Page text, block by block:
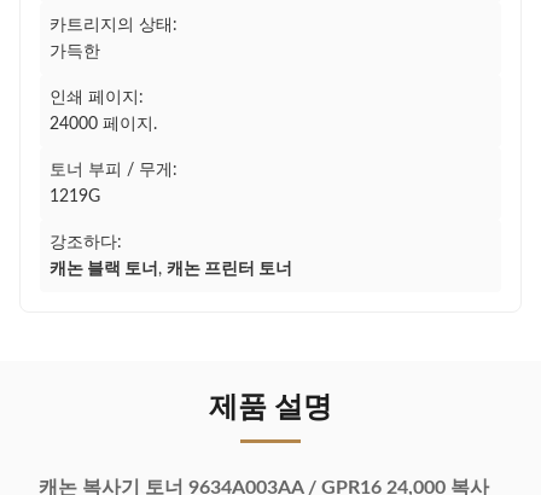
카트리지의 상태:
가득한
인쇄 페이지:
24000 페이지.
토너 부피 / 무게:
1219G
강조하다:
캐논 블랙 토너 , 캐논 프린터 토너
제품 설명
캐논 복사기 토너 9634A003AA / GPR16 24,000 복사